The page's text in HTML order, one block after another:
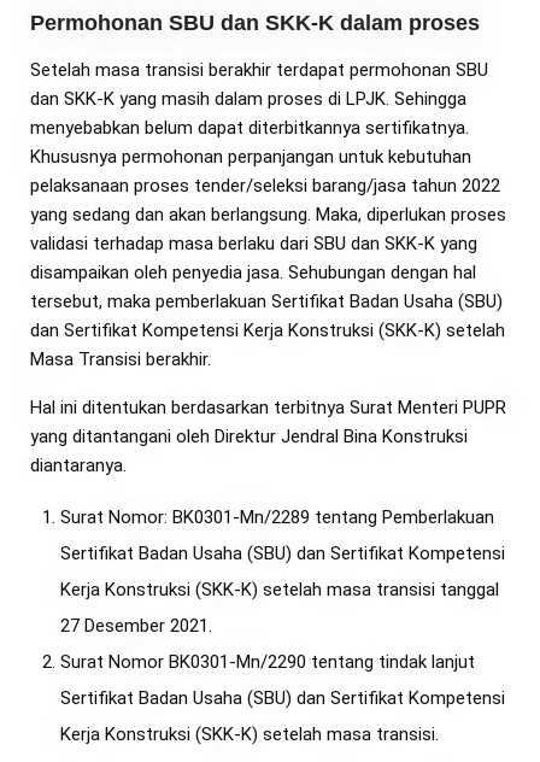
Permohonan SBU dan SKK-K dalam proses
Setelah masa transisi berakhir terdapat permohonan SBU
dan SKK-K yang masih dalam proses di LPJK. Sehingga
menyebabkan belum dapat diterbitkannya sertifikatnya.
Khususnya permohonan perpanjangan untuk kebutuhan
pelaksanaan proses tender/seleksi barang/jasa tahun 2022
yang sedang dan akan berlangsung. Maka, diperlukan proses
validasi terhadap masa berlaku dari SBU dan SKK-K yang
disampaikan oleh penyedia jasa. Sehubungan dengan hal
tersebut, maka pemberlakuan Sertifikat Badan Usaha (SBU)
dan Sertifikat Kompetensi Kerja Konstruksi (SKK-K) setelah
Masa Transisi berakhir.
Hal ini ditentukan berdasarkan terbitnya Surat Menteri PUPR
yang ditantangani oleh Direktur Jendral Bina Konstruksi
diantaranya.
Surat Nomor: BK0301-Mn/2289 tentang Pemberlakuan
Sertifikat Badan Usaha (SBU) dan Sertifikat Kompetensi
Kerja Konstruksi (SKK-K) setelah masa transisi tanggal
27 Desember 2021.
Surat Nomor BK0301-Mn/2290 tentang tindak lanjut
Sertifikat Badan Usaha (SBU) dan Sertifikat Kompetensi
Kerja Konstruksi (SKK-K) setelah masa transisi.